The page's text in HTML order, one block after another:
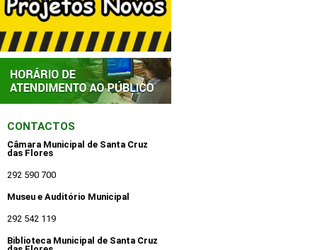
CONTACTOS
Câmara Municipal de Santa Cruz
das Flores
292 590 700
Museu e Auditório Municipal
292 542 119
Biblioteca Municipal de Santa Cruz